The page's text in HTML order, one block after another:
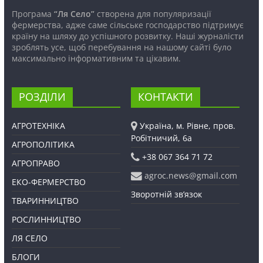
Програма “Ля Село”створена для популяризації
фермерства, адже саме сільське господарство підтримує
країну на шляху до успішного розвитку. Наші журналісти
зроблять усе, щоб перебування на нашому сайті було
максимально інформативним та цікавим.
РОЗДІЛИ
АГРОТЕХНІКА
АГРОПОЛІТИКА
АГРОПРАВО
ЕКО-ФЕРМЕРСТВО
ТВАРИННИЦТВО
РОСЛИННИЦТВО
ЛЯ СЕЛО
БЛОГИ
КОНТАКТИ
Україна, м. Рівне, пров.
Робітничий, 6а
+38 067 364 71 72
agroc.news@gmail.com
Зворотній зв’язок